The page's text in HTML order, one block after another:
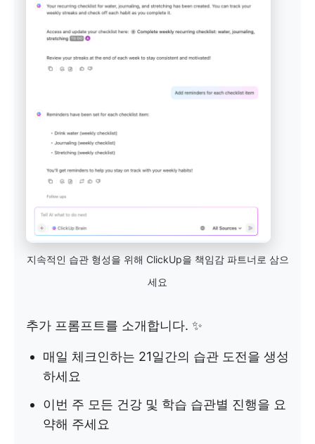
지속적인 습관 형성을 위해 ClickUp을 책임감 파트너로 삼으
세요
추가 프롬프트를 소개합니다. ✨
매일 체크인하는 21일간의 습관 도전을 생성
하세요
이번 주 모든 건강 및 학습 습관별 진행을 요
약해 주세요